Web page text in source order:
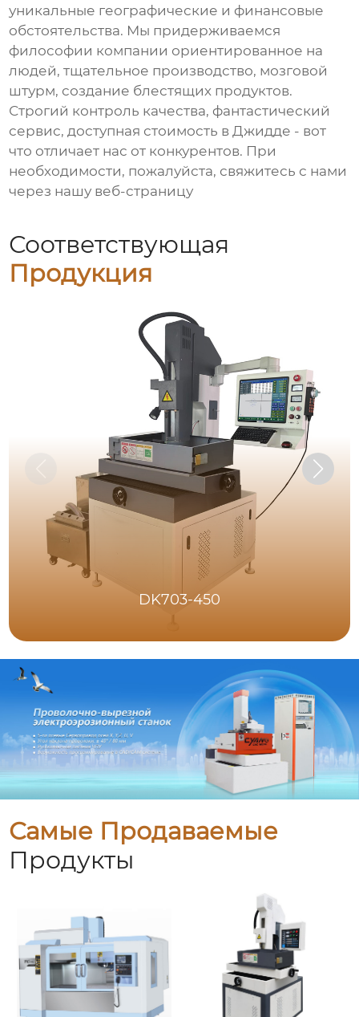
уникальные географические и финансовые
обстоятельства. Мы придерживаемся
философии компании ориентированное на
людей, тщательное производство, мозговой
штурм, создание блестящих продуктов.
Строгий контроль качества, фантастический
сервис, доступная стоимость в Джидде - вот
что отличает нас от конкурентов. При
необходимости, пожалуйста, свяжитесь с нами
через нашу веб-страницу
Соответствующая
Продукция
DK703-450
Самые Продаваемые
Продукты